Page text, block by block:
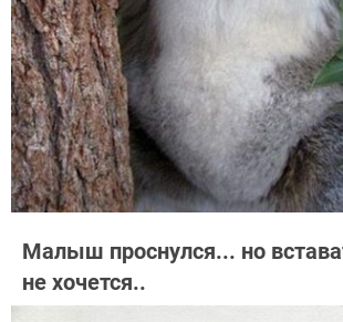
Малыш проснулся... но
не хочется..